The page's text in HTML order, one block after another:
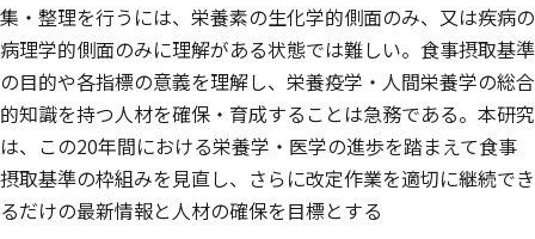
集・整理を行うには、栄養素の生化学的側面のみ、又は疾病の
病理学的側面のみに理解がある状態では難しい。食事摂取基準
の目的や各指標の意義を理解し、栄養疫学・人間栄養学の総合
的知識を持つ人材を確保・育成することは急務である。本研究
は、この20年間における栄養学・医学の進歩を踏まえて食事
摂取基準の枠組みを見直し、さらに改定作業を適切に継続でき
るだけの最新情報と人材の確保を目標とする